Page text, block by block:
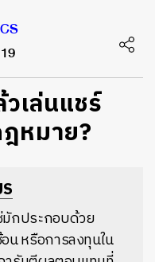
เล่นแชร์
หมาย?
มักประกอบด้วย
หรือการลงทุนใน